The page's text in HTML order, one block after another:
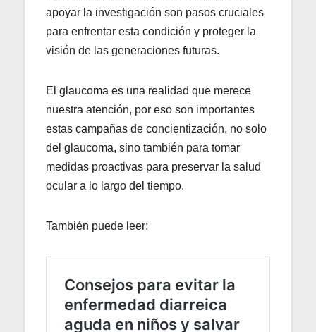
apoyar la investigación son pasos cruciales
para enfrentar esta condición y proteger la
visión de las generaciones futuras.
El glaucoma es una realidad que merece
nuestra atención, por eso son importantes
estas campañas de concientización, no solo
del glaucoma, sino también para tomar
medidas proactivas para preservar la salud
ocular a lo largo del tiempo.
También puede leer: